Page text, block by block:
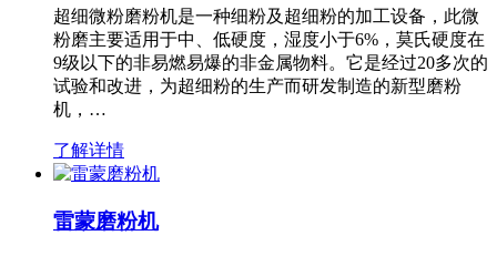
超细微粉磨粉机是一种细粉及超细粉的加工设备，此微
粉磨主要适用于中、低硬度，湿度小于6%，莫氏硬度在
9级以下的非易燃易爆的非金属物料。它是经过20多次的
试验和改进，为超细粉的生产而研发制造的新型磨粉
机，…
了解详情
雷蒙磨粉机